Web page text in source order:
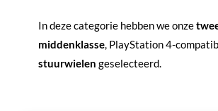
In deze categorie hebben we onze
middenklasse, PlayStation 4-
stuurwielen geselecteerd.